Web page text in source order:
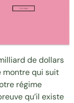
de dollars
montre qui suit
régime
qu’il existe